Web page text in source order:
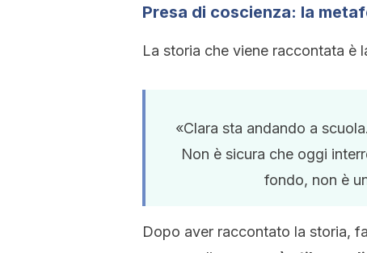
Presa di coscienza: la
La storia che viene raccontata è
«Clara sta andando a
Non è sicura che oggi
fondo, non è
Dopo aver raccontato la storia,